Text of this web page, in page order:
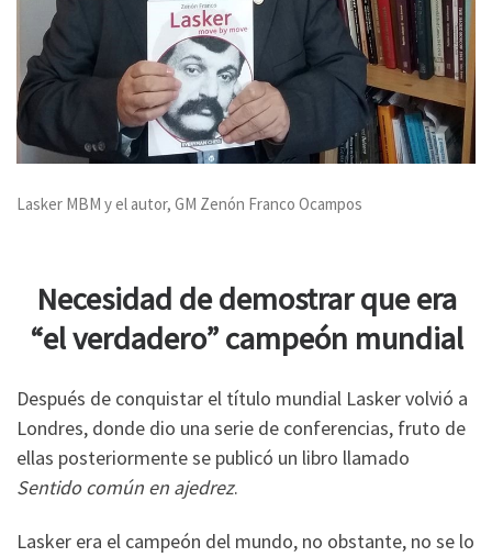
Lasker MBM y el autor, GM Zenón Franco Ocampos
Necesidad de demostrar que era
“el verdadero” campeón mundial
Después de conquistar el título mundial Lasker volvió a
Londres, donde dio una serie de conferencias, fruto de
ellas posteriormente se publicó un libro llamado
Sentido común en ajedrez.
Lasker era el campeón del mundo, no obstante, no se lo